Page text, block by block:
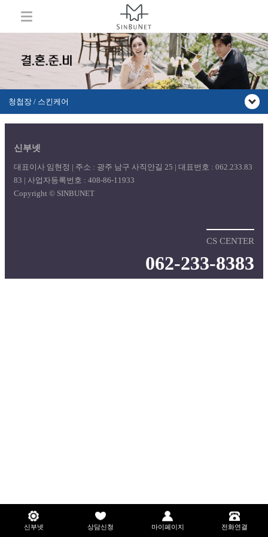
청첩장 / 스킨케어
신부넷
대표이사 임현정 | 주소 : 광주 남구 사직안길 25 | 대표번호 : 062.233.83
83 | 사업자등록번호 : 408-86-11933
Copyright © SINBUNET
CS CENTER
062-233-8383
신부넷 상담신청 마이페이지 전화연결